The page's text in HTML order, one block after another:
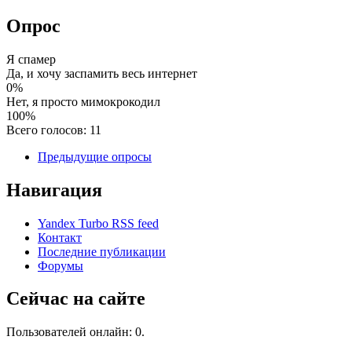
Опрос
Я спамер
Да, и хочу заспамить весь интернет
0%
Нет, я просто мимокрокодил
100%
Всего голосов: 11
Предыдущие опросы
Навигация
Yandex Turbo RSS feed
Контакт
Последние публикации
Форумы
Сейчас на сайте
Пользователей онлайн: 0.